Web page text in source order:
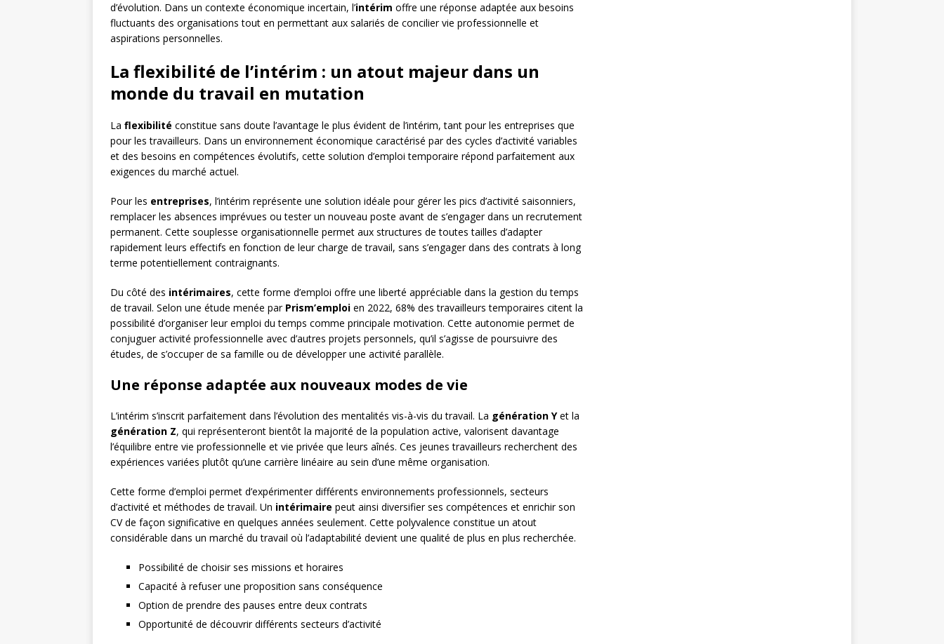
d’évolution. Dans un contexte économique incertain, l’intérim offre une réponse adaptée aux besoins
fluctuants des organisations tout en permettant aux salariés de concilier vie professionnelle et
aspirations personnelles.
La flexibilité de l’intérim : un atout majeur dans un
monde du travail en mutation
La flexibilité constitue sans doute l’avantage le plus évident de l’intérim, tant pour les entreprises que
pour les travailleurs. Dans un environnement économique caractérisé par des cycles d’activité variables
et des besoins en compétences évolutifs, cette solution d’emploi temporaire répond parfaitement aux
exigences du marché actuel.
Pour les entreprises, l’intérim représente une solution idéale pour gérer les pics d’activité saisonniers,
remplacer les absences imprévues ou tester un nouveau poste avant de s’engager dans un recrutement
permanent. Cette souplesse organisationnelle permet aux structures de toutes tailles d’adapter
rapidement leurs effectifs en fonction de leur charge de travail, sans s’engager dans des contrats à long
terme potentiellement contraignants.
Du côté des intérimaires, cette forme d’emploi offre une liberté appréciable dans la gestion du temps
de travail. Selon une étude menée par Prism’emploi en 2022, 68% des travailleurs temporaires citent la
possibilité d’organiser leur emploi du temps comme principale motivation. Cette autonomie permet de
conjuguer activité professionnelle avec d’autres projets personnels, qu’il s’agisse de poursuivre des
études, de s’occuper de sa famille ou de développer une activité parallèle.
Une réponse adaptée aux nouveaux modes de vie
L’intérim s’inscrit parfaitement dans l’évolution des mentalités vis-à-vis du travail. La génération Yet la
génération Z, qui représenteront bientôt la majorité de la population active, valorisent davantage
l’équilibre entre vie professionnelle et vie privée que leurs aînés. Ces jeunes travailleurs recherchent des
expériences variées plutôt qu’une carrière linéaire au sein d’une même organisation.
Cette forme d’emploi permet d’expérimenter différents environnements professionnels, secteurs
d’activité et méthodes de travail. Un intérimaire peut ainsi diversifier ses compétences et enrichir son
CV de façon significative en quelques années seulement. Cette polyvalence constitue un atout
considérable dans un marché du travail où l’adaptabilité devient une qualité de plus en plus recherchée.
Possibilité de choisir ses missions et horaires
Capacité à refuser une proposition sans conséquence
Option de prendre des pauses entre deux contrats
Opportunité de découvrir différents secteurs d’activité